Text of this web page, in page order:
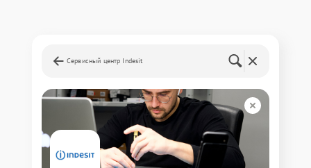
Сервисный центр Indesit